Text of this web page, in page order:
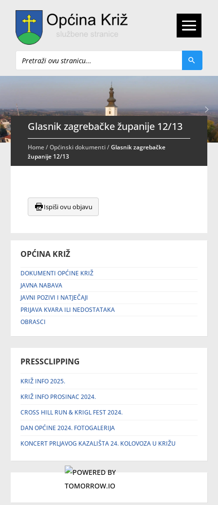
Pretraži
OPĆINA KRIŽ
DOKUMENTI OPĆINE KRIŽ
JAVNA NABAVA
JAVNI POZIVI I NATJEČAJI
PRIJAVA KVARA ILI NEDOSTATAKA
OBRASCI
PRESSCLIPPING
KRIŽ INFO 2025.
KRIŽ INFO PROSINAC 2024.
CROSS HILL RUN & KRIGL FEST 2024.
DAN OPĆINE 2024. FOTOGALERIJA
KONCERT PRLJAVOG KAZALIŠTA 24. KOLOVOZA U KRIŽU
Glasnik zagrebačke županije 12/13
Home/Općinski dokumenti/Glasnik zagrebačke
županije 12/13
Ispiši ovu objavu